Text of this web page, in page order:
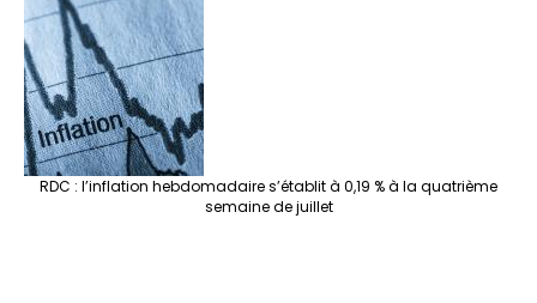
RDC : l’inflation hebdomadaire s’établit à 0,19 % à la quatrième
semaine de juillet